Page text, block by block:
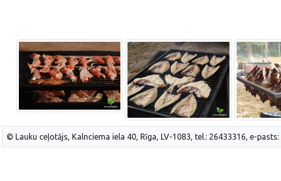
© Lauku ceļotājs, Kalnciema iela 40, Rīga, LV-1083, tel.: 26433316, e-pasts: